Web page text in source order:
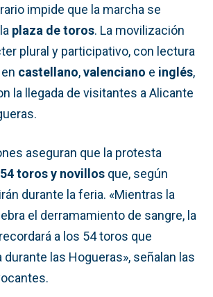
impide que la marcha se
plaza de toros. La movilización
plural y participativo, con lectura
castellano,valenciano e inglés,
la llegada de visitantes a Alicante
aseguran que la protesta
54 toros y novillos que, según
durante la feria. «Mientras la
el derramamiento de sangre, la
a los 54 toros que
durante las Hogueras», señalan las